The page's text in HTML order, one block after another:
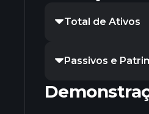
Total de Ativos
Passivos e